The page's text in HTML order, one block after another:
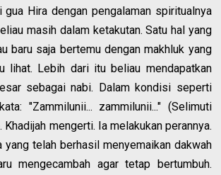
Hira dengan pengalaman spiritualnya
masih dalam ketakutan. Satu hal yang
baru saja bertemu dengan makhluk yang
lihat. Lebih dari itu beliau mendapatkan
sebagai nabi. Dalam kondisi seperti
"Zammilunii... zammilunii..." (Selimuti
Khadijah mengerti. Ia melakukan perannya.
yang telah berhasil menyemaikan dakwah
mengecambah agar tetap bertumbuh.